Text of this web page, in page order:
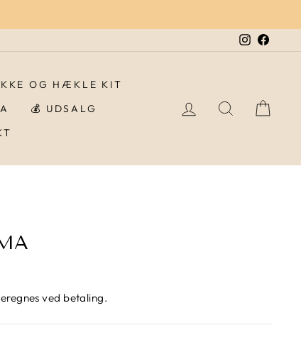
OG HÆKLE KIT
💰 UDSALG
LOG INDSØG
ved betaling.